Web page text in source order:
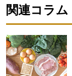
関連コラム